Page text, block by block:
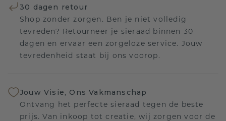
30 dagen retour
Shop zonder zorgen. Ben je niet volledig
tevreden? Retourneer je sieraad binnen 30
dagen en ervaar een zorgeloze service. Jouw
tevredenheid staat bij ons voorop.
Jouw Visie, Ons Vakmanschap
Ontvang het perfecte sieraad tegen de beste
prijs. Van inkoop tot creatie, wij zorgen voor de